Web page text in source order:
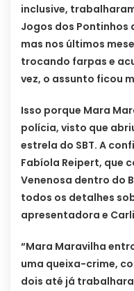
inclusive,
Jogos dos Pontinhos
mas nos últimos
trocando farpas e
vez, o assunto ficou
Isso porque Mara
polícia, visto que
estrela do SBT. A
Fabíola Reipert, que
Venenosa dentro do
todos os detalhes
apresentadora e
“Mara Maravilha
uma queixa-crime,
dois até já